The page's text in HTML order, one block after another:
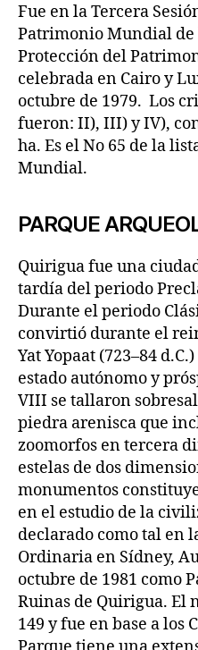
Fue en la Tercera
Patrimonio Mundial de
Protección del
celebrada en Cairo y
octubre de 1979. Los
fueron: II), III) y IV),
ha. Es el No 65 de la
Mundial.
PARQUE
Quirigua fue una
tardía del periodo
Durante el periodo
convirtió durante el
Yat Yopaat (723–84
estado autónomo y
VIII se tallaron
piedra arenisca que
zoomorfos en tercera
estelas de dos
monumentos
en el estudio de la
declarado como tal en
Ordinaria en Sídney,
octubre de 1981 como
Ruinas de Quirigua. El
149 y fue en base a los